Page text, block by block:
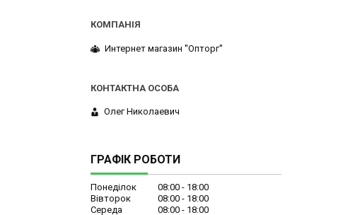
Интернет магазин ''Опторг''
Олег Николаевич
ГРАФІК РОБОТИ
Понеділок 08:00
18:00
Вівторок
08:00
18:00
Середа
08:00
18:00